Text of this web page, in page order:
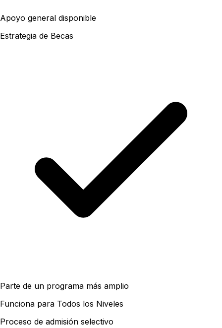
Apoyo general disponible
Estrategia de Becas
Parte de un programa más amplio
Funciona para Todos los Niveles
Proceso de admisión selectivo